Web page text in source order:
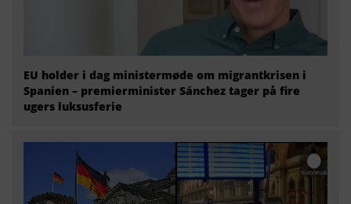
EU holder i dag ministermøde om migrantkrisen i
Spanien – premierminister Sánchez tager på fire
ugers luksusferie